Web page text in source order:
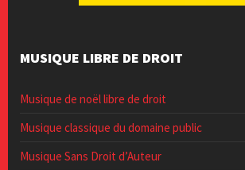
MUSIQUE LIBRE DE DROIT
Musique de noël libre de droit
Musique classique du domaine public
Musique Sans Droit d’Auteur